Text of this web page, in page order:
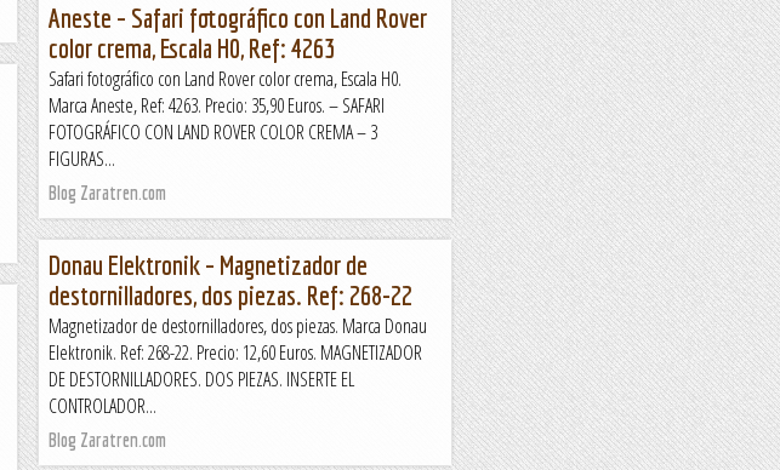
Aneste – Safari fotográfico con Land Rover
color crema, Escala H0, Ref: 4263
Safari fotográfico con Land Rover color crema, Escala H0.
Marca Aneste, Ref: 4263. Precio: 35,90 Euros. – SAFARI
FOTOGRÁFICO CON LAND ROVER COLOR CREMA – 3
FIGURAS...
Blog Zaratren.com
Donau Elektronik – Magnetizador de
destornilladores, dos piezas. Ref: 268-22
Magnetizador de destornilladores, dos piezas. Marca Donau
Elektronik. Ref: 268-22. Precio: 12,60 Euros. MAGNETIZADOR
DE DESTORNILLADORES. DOS PIEZAS. INSERTE EL
CONTROLADOR...
Blog Zaratren.com